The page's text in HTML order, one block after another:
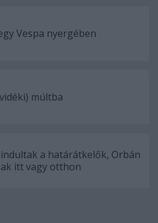
Vespa nyergében
múltba
a határátkelők, Orbán
itt vagy otthon